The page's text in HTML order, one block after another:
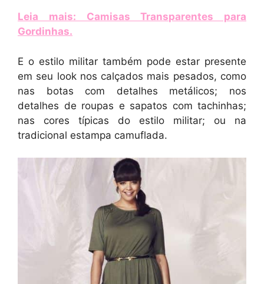
Leia mais: Camisas Transparentes para
Gordinhas.
E o estilo militar também pode estar presente
em seu look nos calçados mais pesados, como
nas botas com detalhes metálicos; nos
detalhes de roupas e sapatos com tachinhas;
nas cores típicas do estilo militar; ou na
tradicional estampa camuflada.